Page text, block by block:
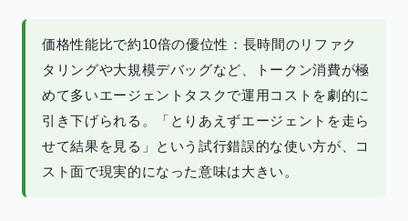
価格性能比で約10倍の優位性：長時間のリファク
タリングや大規模デバッグなど、トークン消費が極
めて多いエージェントタスクで運用コストを劇的に
引き下げられる。「とりあえずエージェントを走ら
せて結果を見る」という試行錯誤的な使い方が、コ
スト面で現実的になった意味は大きい。